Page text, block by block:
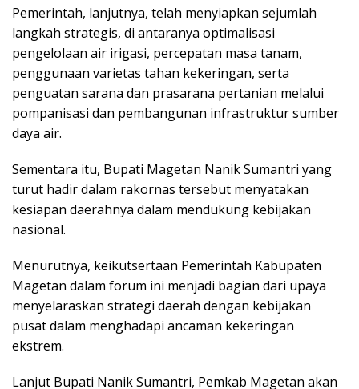
Pemerintah, lanjutnya, telah menyiapkan sejumlah
langkah strategis, di antaranya optimalisasi
pengelolaan air irigasi, percepatan masa tanam,
penggunaan varietas tahan kekeringan, serta
penguatan sarana dan prasarana pertanian melalui
pompanisasi dan pembangunan infrastruktur sumber
daya air.
Sementara itu, Bupati Magetan Nanik Sumantri yang
turut hadir dalam rakornas tersebut menyatakan
kesiapan daerahnya dalam mendukung kebijakan
nasional.
Menurutnya, keikutsertaan Pemerintah Kabupaten
Magetan dalam forum ini menjadi bagian dari upaya
menyelaraskan strategi daerah dengan kebijakan
pusat dalam menghadapi ancaman kekeringan
ekstrem.
Lanjut Bupati Nanik Sumantri, Pemkab Magetan akan